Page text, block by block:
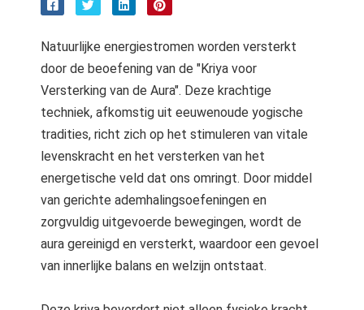
Natuurlijke energiestromen worden versterkt
door de beoefening van de "Kriya voor
Versterking van de Aura". Deze krachtige
techniek, afkomstig uit eeuwenoude yogische
tradities, richt zich op het stimuleren van vitale
levenskracht en het versterken van het
energetische veld dat ons omringt. Door middel
van gerichte ademhalingsoefeningen en
zorgvuldig uitgevoerde bewegingen, wordt de
aura gereinigd en versterkt, waardoor een gevoel
van innerlijke balans en welzijn ontstaat.